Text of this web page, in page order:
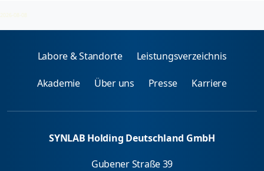
2026-08-08
Labore & Standorte Leistungsverzeichnis
Akademie Über uns Presse Karriere
SYNLAB Holding Deutschland GmbH
Gubener Straße 39